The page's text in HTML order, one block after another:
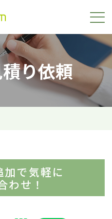
り依頼
加で気軽に
わせ！